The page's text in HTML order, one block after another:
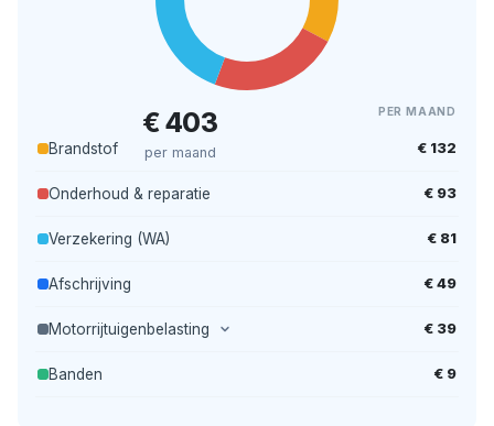
€ 403
per maand
PER MAAND
Brandstof € 132
Onderhoud & reparatie € 93
Verzekering (WA) € 81
Afschrijving € 49
Motorrijtuigenbelasting € 39
Banden € 9